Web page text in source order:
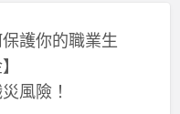
護你的職業生
風險！